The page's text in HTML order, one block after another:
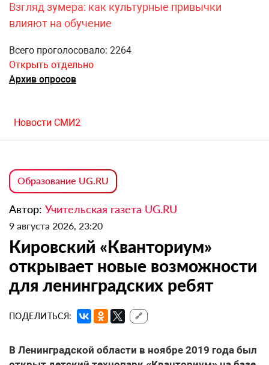
Взгляд зумера: как культурные привычки
влияют на обучение
Всего проголосовало: 2264
Открыть отдельно
Архив опросов
Новости СМИ2
Образование UG.RU
Автор: Учительская газета UG.RU
9 августа 2026, 23:20
Кировский «Кванториум»
открывает новые возможности
для ленинградских ребят
ПОДЕЛИТЬСЯ: 🔗
В Ленинградской области в ноябре 2019 года был